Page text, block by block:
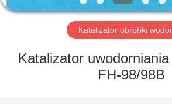
WYCIECZKA
FABRYCE
Katalizator obróbki
Katalizator
FH-98/98B